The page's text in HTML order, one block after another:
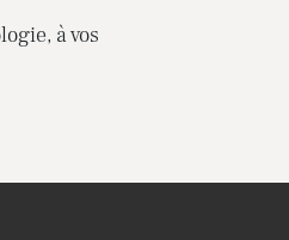
à vos